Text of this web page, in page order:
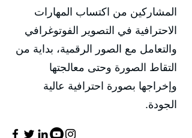
المشاركين من اكتساب المهارات
الاحترافية في التصوير الفوتوغرافي
والتعامل مع الصور الرقمية، بداية من
التقاط الصورة وحتى معالجتها
وإخراجها بصورة احترافية عالية
الجودة.